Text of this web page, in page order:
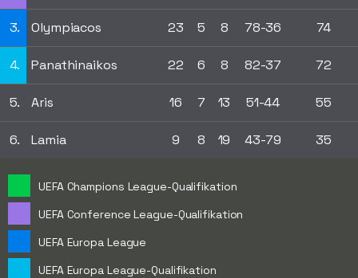
3. Olympiacos 23 5 8 78-36 74
4. Panathinaikos 22 6 8 82-37 72
5. Aris 16 7 13 51-44 55
6. Lamia 9 8 19 43-79 35
UEFA Champions League-Qualifikation
UEFA Conference League-Qualifikation
UEFA Europa League
UEFA Europa League-Qualifikation